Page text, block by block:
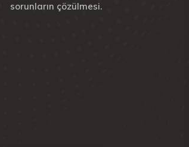
sorunların çözülmesi.